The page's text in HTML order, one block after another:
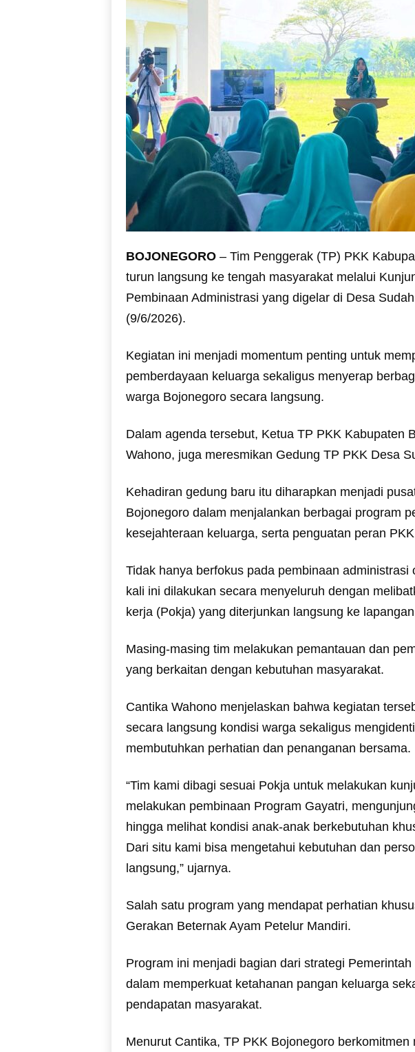
BOJONEGORO– Tim Penggerak (TP) PKK
turun langsung ke tengah masyarakat melalui
Pembinaan Administrasi yang digelar di Desa
(9/6/2026).
Kegiatan ini menjadi momentum penting untuk
pemberdayaan keluarga sekaligus menyerap
warga Bojonegoro secara langsung.
Dalam agenda tersebut, Ketua TP PKK Kabupaten
Wahono, juga meresmikan Gedung TP PKK Desa
Kehadiran gedung baru itu diharapkan menjadi
Bojonegoro dalam menjalankan berbagai program
kesejahteraan keluarga, serta penguatan peran
Tidak hanya berfokus pada pembinaan administrasi
kali ini dilakukan secara menyeluruh dengan
kerja (Pokja) yang diterjunkan langsung ke
Masing-masing tim melakukan pemantauan dan
yang berkaitan dengan kebutuhan masyarakat.
Cantika Wahono menjelaskan bahwa kegiatan
secara langsung kondisi warga sekaligus
membutuhkan perhatian dan penanganan bersama.
“Tim kami dibagi sesuai Pokja untuk melakukan
melakukan pembinaan Program Gayatri,
hingga melihat kondisi anak-anak berkebutuhan
Dari situ kami bisa mengetahui kebutuhan dan
langsung,” ujarnya.
Salah satu program yang mendapat perhatian
Gerakan Beternak Ayam Petelur Mandiri.
Program ini menjadi bagian dari strategi
dalam memperkuat ketahanan pangan keluarga
pendapatan masyarakat.
Menurut Cantika, TP PKK Bojonegoro berkomitmen